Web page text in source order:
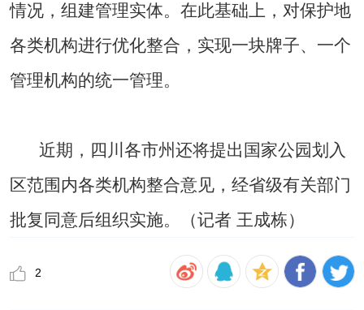
情况，组建管理实体。在此基础上，对保护地
各类机构进行优化整合，实现一块牌子、一个
管理机构的统一管理。
近期，四川各市州还将提出国家公园划入
区范围内各类机构整合意见，经省级有关部门
批复同意后组织实施。（记者 王成栋）
2